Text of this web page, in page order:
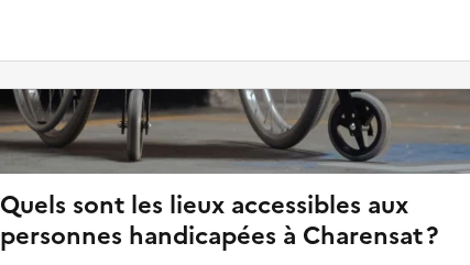
Quels sont les lieux accessibles aux
personnes handicapées à Charensat ?